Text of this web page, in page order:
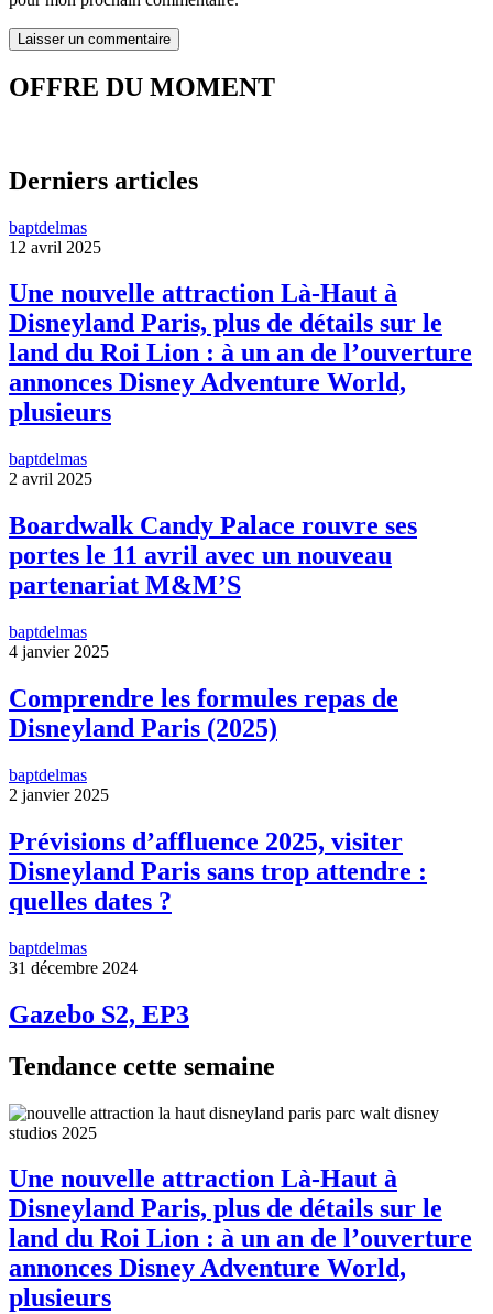
OFFRE DU MOMENT
Derniers articles
baptdelmas
12 avril 2025
Une nouvelle attraction Là-Haut à
Disneyland Paris, plus de détails sur le
land du Roi Lion : à un an de l’ouverture
annonces Disney Adventure World,
plusieurs
baptdelmas
2 avril 2025
Boardwalk Candy Palace rouvre ses
portes le 11 avril avec un nouveau
partenariat M&M’S
baptdelmas
4 janvier 2025
Comprendre les formules repas de
Disneyland Paris (2025)
baptdelmas
2 janvier 2025
Prévisions d’affluence 2025, visiter
Disneyland Paris sans trop attendre :
quelles dates ?
baptdelmas
31 décembre 2024
Gazebo S2, EP3
Tendance cette semaine
Une nouvelle attraction Là-Haut à
Disneyland Paris, plus de détails sur le
land du Roi Lion : à un an de l’ouverture
annonces Disney Adventure World,
plusieurs